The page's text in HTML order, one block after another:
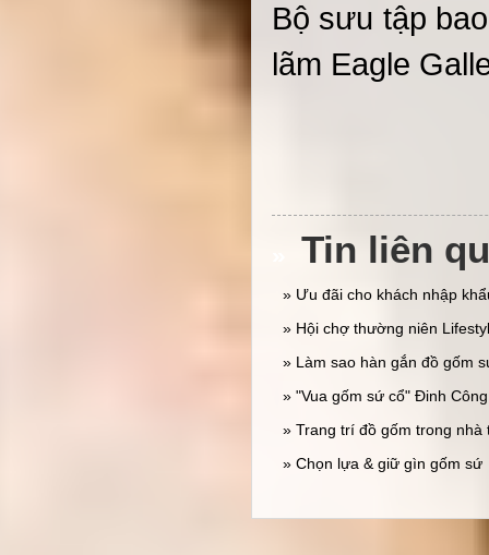
Bộ sưu tập
lãm Eagle
Tin liên
» Ưu đãi cho khách nhập
» Hội chợ thường niên
» Làm sao hàn gắn đồ gốm
» "Vua gốm sứ cổ" Đinh
» Trang trí đồ gốm trong nhà
» Chọn lựa & giữ gìn gốm sứ